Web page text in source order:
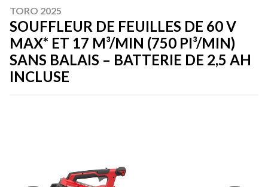
TORO 2025
SOUFFLEUR DE FEUILLES DE 60 V
MAX* ET 17 M³/MIN (750 PI³/MIN)
SANS BALAIS – BATTERIE DE 2,5 AH
INCLUSE